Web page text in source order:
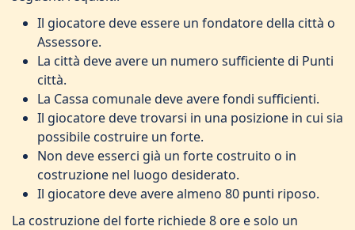
Il giocatore deve essere un fondatore della città o
Assessore.
La città deve avere un numero sufficiente di Punti
città.
La Cassa comunale deve avere fondi sufficienti.
Il giocatore deve trovarsi in una posizione in cui sia
possibile costruire un forte.
Non deve esserci già un forte costruito o in
costruzione nel luogo desiderato.
Il giocatore deve avere almeno 80 punti riposo.
La costruzione del forte richiede 8 ore e solo un